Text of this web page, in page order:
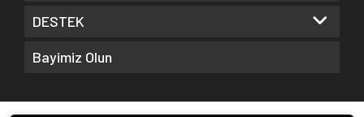
DESTEK
Bayimiz Olun